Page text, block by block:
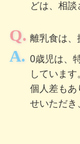
どは、相談
離乳食は、
0歳児は、
しています
個人差もあ
せいただき